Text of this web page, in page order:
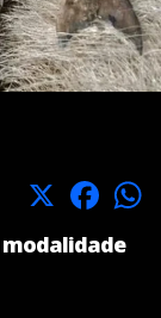
X Facebook